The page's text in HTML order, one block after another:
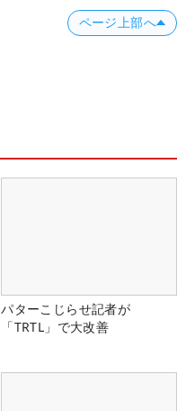
ページ上部へ
パターこじらせ記者が
「TRTL」で大改善